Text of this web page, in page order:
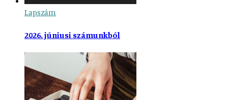
Lapszám
2026. júniusi számunkból